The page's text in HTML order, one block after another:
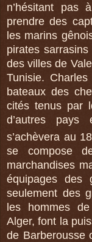
n’hésitant pas
prendre des
les marins
pirates
des villes de
Tunisie.
bateaux des
cités tenus par
d’autres
s’achèvera au 18
se compose
marchandises
équipages des
seulement des
les hommes
Alger, font la
de Barberousse